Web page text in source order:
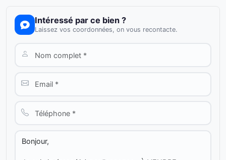
Intéressé par ce bien ?
Laissez vos coordonnées, on vous recontacte.